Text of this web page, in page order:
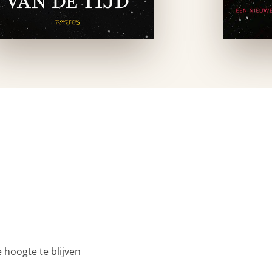
hoogte te blijven